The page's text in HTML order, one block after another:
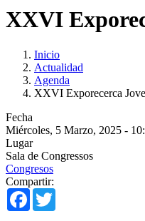
XXVI
Inicio
Actualidad
Agenda
XXVI Exporecerca Jove
Fecha
Miércoles, 5 Marzo, 2025 -
Lugar
Sala de Congressos
Congresos
Compartir:
Facebook